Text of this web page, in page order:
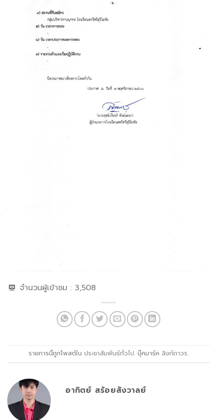
จำนวนผู้เข้าชม : 3,508
รายการนี้ถูกโพสต์ใน ประชาสัมพันธ์ทั่วไป. บุ๊คมาร์ค ลิงก์ถาวร.
อาทิตย์ สร้อยสังวาลย์